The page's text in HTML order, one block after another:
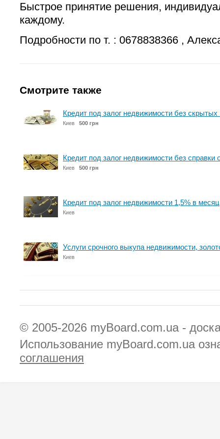
Быстрое принятие решения,
каждому.
Подробности по т. : 0678838366 ,
Смотрите также
Кредит под залог недвижимости без скрытых
Киев 500 грн
Кредит под залог недвижимости без справки
Киев 500 грн
Кредит под залог недвижимости 1,5% в месяц
Киев
Услуги срочного выкупа недвижимости,
Киев
© 2005-2026 myBoard.com.ua -
Использование myBoard.com.ua
соглашения